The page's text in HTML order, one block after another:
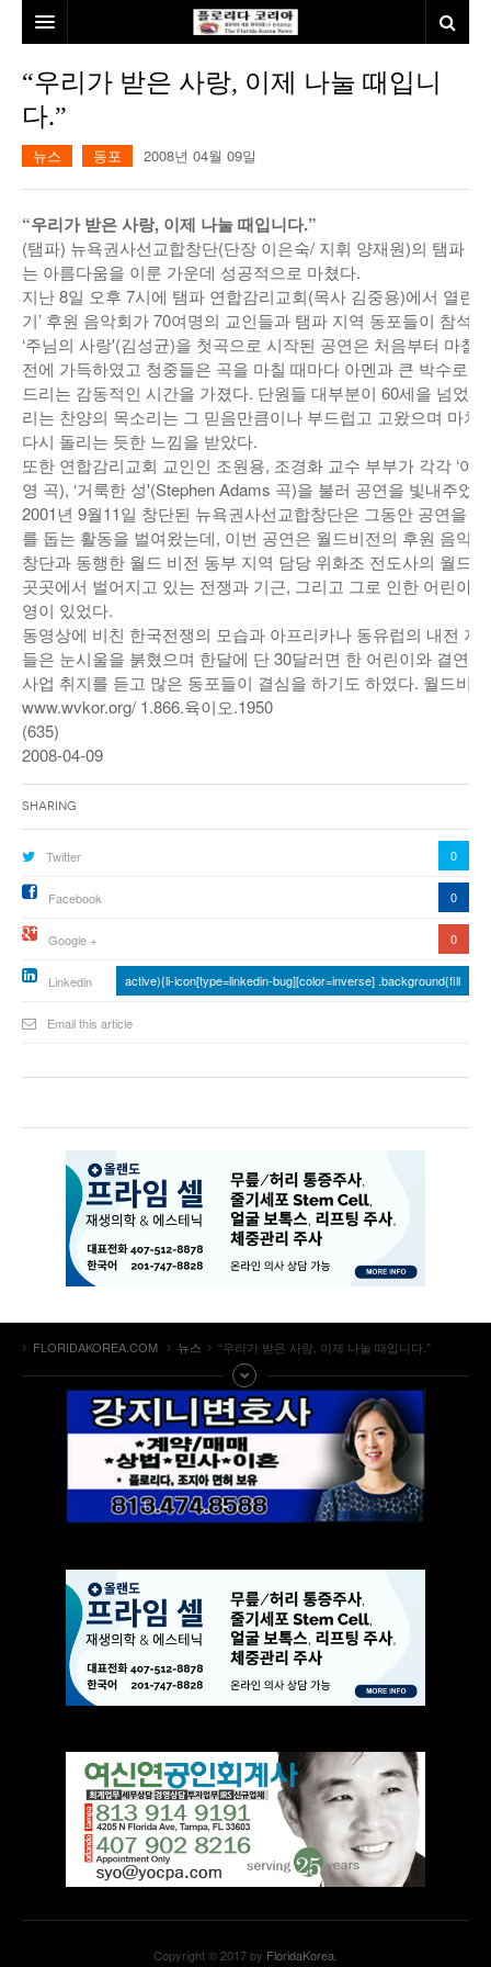
본사소개
뉴스
미국
발행인칼럼
김명열칼럼
이명덕칼럼
김선옥칼럼
김원동칼럼
건강
본보특집
100인선/독자광장
100인선
독자광장
여행
인근여행지
놀이공원
낚시/비치
골프
인터뷰/탐방
“우리가 받은 사랑, 이제 나눌 때입니
다.”
뉴스 동포 2008년 04월 09일
“우리가 받은 사랑, 이제 나눌 때입니다.”
(탬파) 뉴욕권사선교합창단(단장 이은숙/ 지휘 양재원)의 탬파
는 아름다움을 이룬 가운데 성공적으로 마쳤다.
지난 8일 오후 7시에 탬파 연합감리교회(목사 김중용)에서 열린
기’ 후원 음악회가 70여명의 교인들과 탬파 지역 동포들이 참석
‘주님의 사랑'(김성균)을 첫곡으로 시작된 공연은 처음부터 마칠
전에 가득하였고 청중들은 곡을 마칠 때마다 아멘과 큰 박수로
드리는 감동적인 시간을 가졌다. 단원들 대부분이 60세을 넘었
리는 찬양의 목소리는 그 믿음만큼이나 부드럽고 고왔으며 마치
다시 돌리는 듯한 느낌을 받았다.
또한 연합감리교회 교인인 조원용, 조경화 교수 부부가 각각 ‘여
영 곡), ‘거룩한 성'(Stephen Adams 곡)을 불러 공연을 빛내주었
2001년 9월11일 창단된 뉴욕권사선교합창단은 그동안 공연을
를 돕는 활동을 벌여왔는데, 이번 공연은 월드비전의 후원 음악
창단과 동행한 월드 비전 동부 지역 담당 위화조 전도사의 월드
곳곳에서 벌어지고 있는 전쟁과 기근, 그리고 그로 인한 어린아
영이 있었다.
동영상에 비친 한국전쟁의 모습과 아프리카나 동유럽의 내전 지
들은 눈시울을 붉혔으며 한달에 단 30달러면 한 어린이와 결연
사업 취지를 듣고 많은 동포들이 결심을 하기도 하였다. 월드비
www.wvkor.org/ 1.866.육이오.1950
(635)
2008-04-09
Sharing
Twitter 0
Facebook 0
Google + 0
Linkedin active){li-icon[type=linkedin-bug][color=inverse] .background{fill
Email this article
FLORIDAKOREA.COM 뉴스 “우리가 받은 사랑, 이제 나눌 때입니다.”
Copyright © 2017 by FloridaKorea